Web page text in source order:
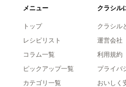
メニュー
トップ
レシピリスト
コラム一覧
ピックアップ一覧
カテゴリ一覧
クラシル
クラシル
運営会社
利用規約
プライバ
おいしく